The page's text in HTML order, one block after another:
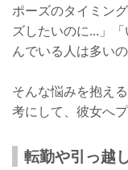
ポーズのタイミン
ズしたいのに...」
んでいる人は多い
そんな悩みを抱え
考にして、彼女へ
転勤や引っ越